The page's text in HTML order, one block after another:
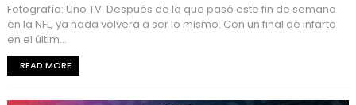
Fotografía: Uno TV Después de lo que pasó este fin de semana
en la NFL, ya nada volverá a ser lo mismo. Con un final de infarto
en el últim...
READ MORE